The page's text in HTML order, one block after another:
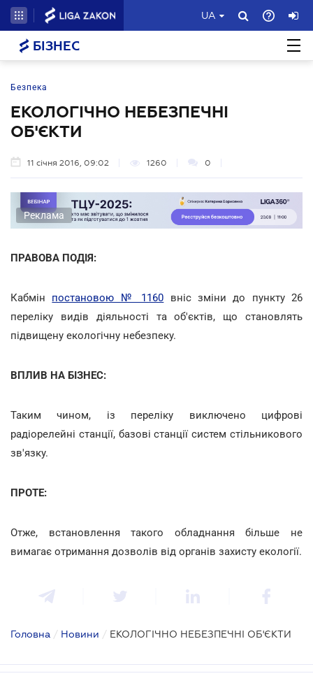
UA
БІЗНЕС
Безпека
ЕКОЛОГІЧНО НЕБЕЗПЕЧНІ
ОБ'ЄКТИ
11 січня 2016, 09:02 1260 0
Реклама
ПРАВОВА ПОДІЯ:
Кабмін постановою № 1160 вніс зміни до пункту 26
переліку видів діяльності та об'єктів, що становлять
підвищену екологічну небезпеку.
ВПЛИВ НА БІЗНЕС:
Таким чином, із переліку виключено цифрові
радіорелейні станції, базові станції систем стільникового
зв'язку.
ПРОТЕ:
Отже, встановлення такого обладнання більше не
вимагає отримання дозволів від органів захисту екології.
Головна / Новини / ЕКОЛОГІЧНО НЕБЕЗПЕЧНІ ОБ'ЄКТИ